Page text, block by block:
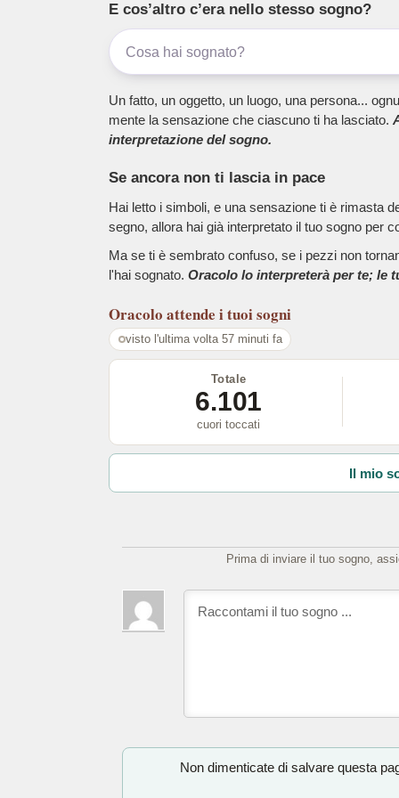
E cos’altro c’era nello stesso sogno?
Un fatto, un oggetto, un luogo, una persona...
mente la sensazione che ciascuno ti ha lasciato.
interpretazione del sogno.
Se ancora non ti lascia in pace
Hai letto i simboli, e una sensazione ti è rimasta
segno, allora hai già interpretato il tuo sogno per
Ma se ti è sembrato confuso, se i pezzi non
l'hai sognato. Oracolo lo interpreterà per te; le
Oracolo attende i tuoi sogni
visto l'ultima volta 57 minuti fa
Totale
6.101
cuori toccati
Il mio
Prima di inviare il tuo sogno,
Non dimenticate di salvare questa